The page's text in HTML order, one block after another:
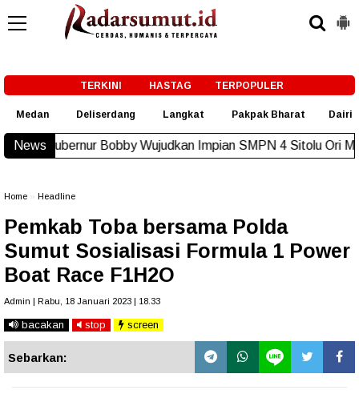
TERKINI HASTAG TERPOPULER
Medan Deliserdang Langkat Pakpak Bharat Dairi
News
Bobby Wujudkan Impian SMPN 4 Sitolu Ori Miliki Gedung
Home Headline
Pemkab Toba bersama Polda
Sumut Sosialisasi Formula 1 Power
Boat Race F1H2O
Admin | Rabu, 18 Januari 2023 | 18.33
bacakan stop screen
Sebarkan: